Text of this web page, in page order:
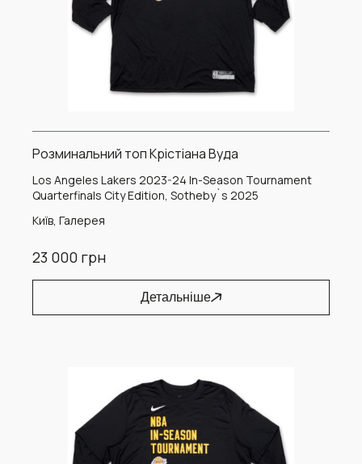
Розминальний топ Крістіана Вуда
Los Angeles Lakers 2023-24 In-Season Tournament
Quarterfinals City Edition, Sotheby`s 2025
Київ, Галерея
23 000 грн
Детальніше